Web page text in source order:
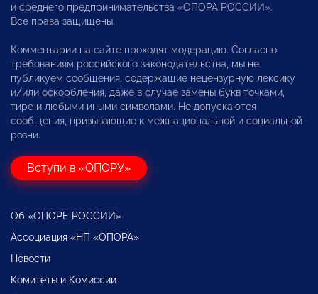
и среднего предпринимательства «ОПОРА РОССИИ».
Все права защищены.
Комментарии на сайте проходят модерацию. Согласно
требованиям российского законодательства, мы не
публикуем сообщения, содержащие нецензурную лексику
и/или оскорбления, даже в случае замены букв точками,
тире и любыми иными символами. Не допускаются
сообщения, призывающие к межнациональной и социальной
розни.
Вступи в «ОПОРУ»
Об «ОПОРЕ РОССИИ»
Ассоциация «НП «ОПОРА»
Новости
Комитеты и Комиссии